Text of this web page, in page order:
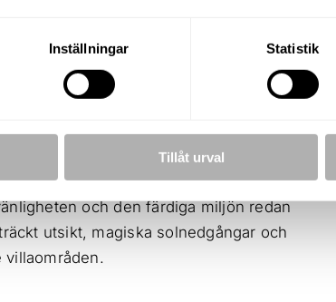
Inställningar Statistik
Tillåt urval
Sörby!
Sörby, Kumla, Där vatten och avlopp är
och den färdiga miljön redan
utsikt, magiska solnedgångar och
villaområden.